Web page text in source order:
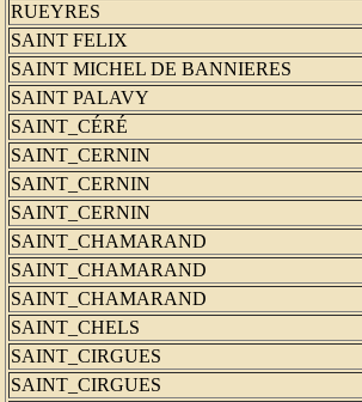
RUEYRES
SAINT FELIX
SAINT MICHEL DE BANNIERES
SAINT PALAVY
SAINT_CÉRÉ
SAINT_CERNIN
SAINT_CERNIN
SAINT_CERNIN
SAINT_CHAMARAND
SAINT_CHAMARAND
SAINT_CHAMARAND
SAINT_CHELS
SAINT_CIRGUES
SAINT_CIRGUES